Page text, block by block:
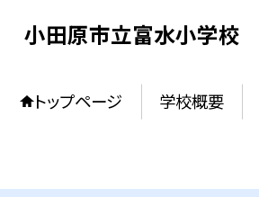
小田原市立富水小学校
トップページ 学校概要